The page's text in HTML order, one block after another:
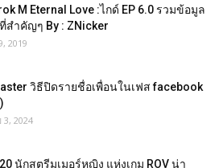
M Eternal Love :ไกด์ EP 6.0 รวมข้อมูล
สำคัญๆ By : ZNicker
2019
วิธีปิดรายชื่อเพื่อนในเฟส facebook
3, 2024
นักสตรีมเมอร์หญิง แห่งเกม ROV น่า